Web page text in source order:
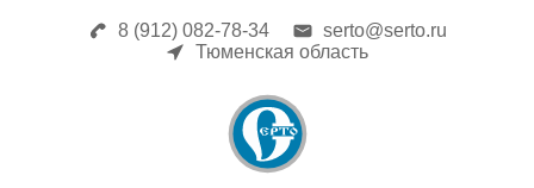
8 (912) 082-78-34
serto@serto.ru
Тюменская область
Повышение квалификации
Профессиональная переподготовка